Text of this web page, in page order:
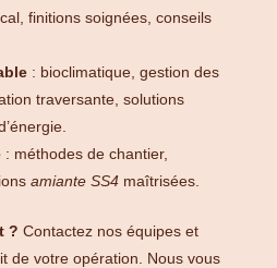
finitions soignées, conseils
: bioclimatique, gestion des
traversante, solutions
: méthodes de chantier,
amiante SS4 maîtrisées.
? Contactez nos équipes et
de votre opération. Nous vous